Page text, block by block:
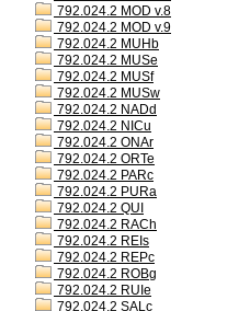
792.024.2 MOD v.8
792.024.2 MOD v.9
792.024.2 MUHb
792.024.2 MUSe
792.024.2 MUSf
792.024.2 MUSw
792.024.2 NADd
792.024.2 NICu
792.024.2 ONAr
792.024.2 ORTe
792.024.2 PARc
792.024.2 PURa
792.024.2 QUI
792.024.2 RACh
792.024.2 REIs
792.024.2 REPc
792.024.2 ROBg
792.024.2 RUIe
792.024.2 SALc